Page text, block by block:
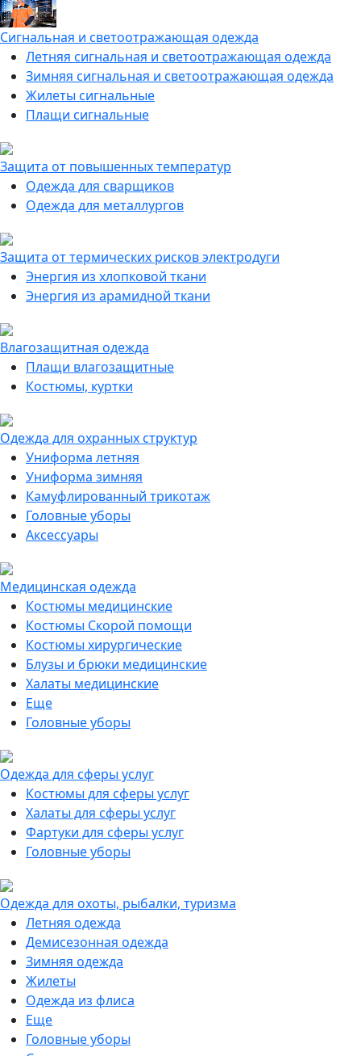
Сигнальная и светоотражающая одежда
Летняя сигнальная и светоотражающая одежда
Зимняя сигнальная и светоотражающая одежда
Жилеты сигнальные
Плащи сигнальные
Защита от повышенных температур
Одежда для сварщиков
Одежда для металлургов
Защита от термических рисков электродуги
Энергия из хлопковой ткани
Энергия из арамидной ткани
Влагозащитная одежда
Плащи влагозащитные
Костюмы, куртки
Одежда для охранных структур
Униформа летняя
Униформа зимняя
Камуфлированный трикотаж
Головные уборы
Аксессуары
Медицинская одежда
Костюмы медицинские
Костюмы Скорой помощи
Костюмы хирургические
Блузы и брюки медицинские
Халаты медицинские
Еще
Головные уборы
Одежда для сферы услуг
Костюмы для сферы услуг
Халаты для сферы услуг
Фартуки для сферы услуг
Головные уборы
Одежда для охоты, рыбалки, туризма
Летняя одежда
Демисезонная одежда
Зимняя одежда
Жилеты
Одежда из флиса
Еще
Головные уборы